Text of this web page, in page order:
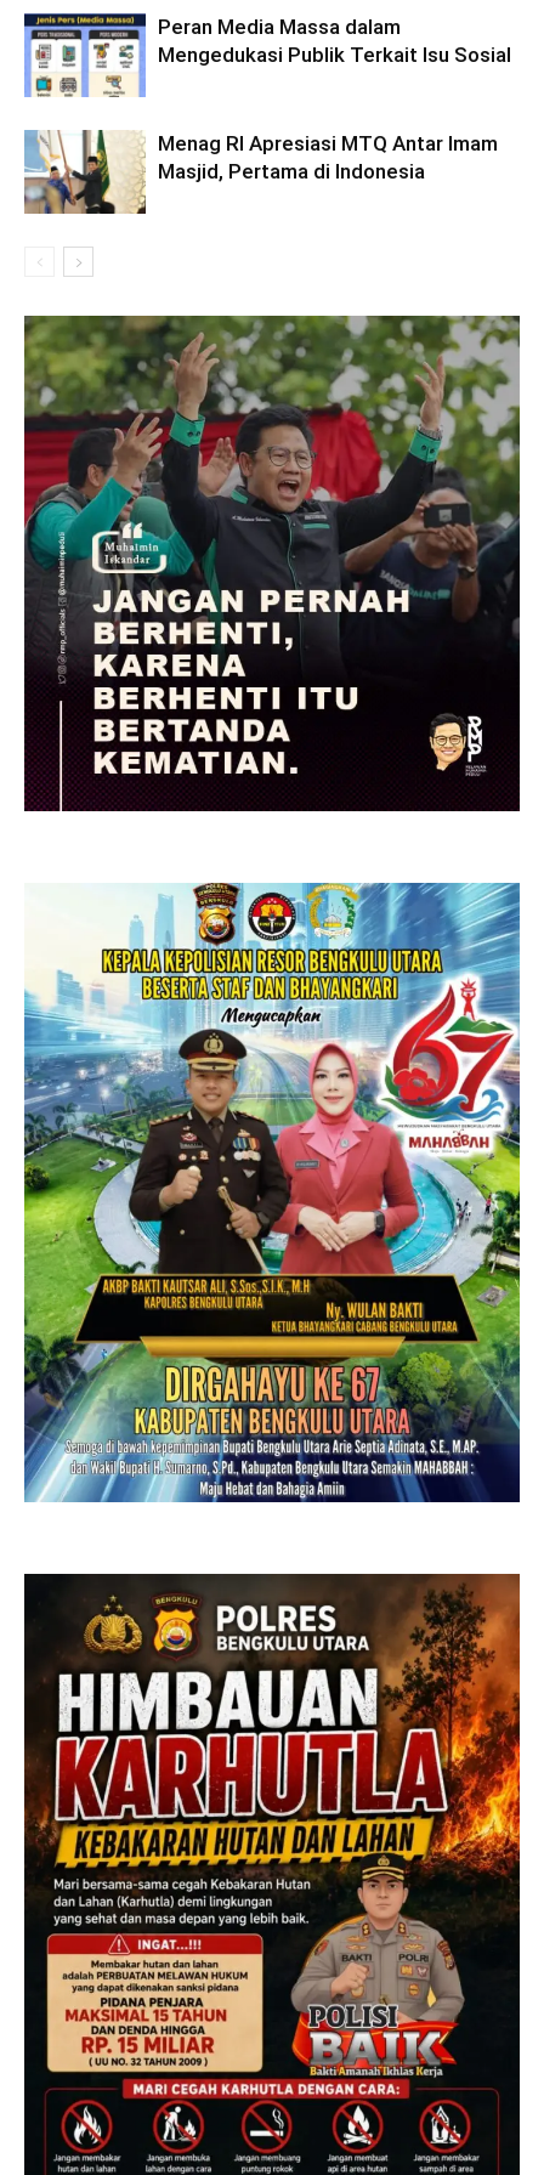
Peran Media Massa dalam
Mengedukasi Publik Terkait Isu Sosial
Menag RI Apresiasi MTQ Antar Imam
Masjid, Pertama di Indonesia